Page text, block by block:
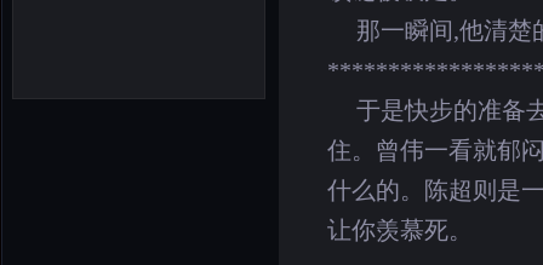
那一瞬间,他清
于是快步的准备
住。曾伟一看就郁
什么的。陈超则是
让你羡慕死。